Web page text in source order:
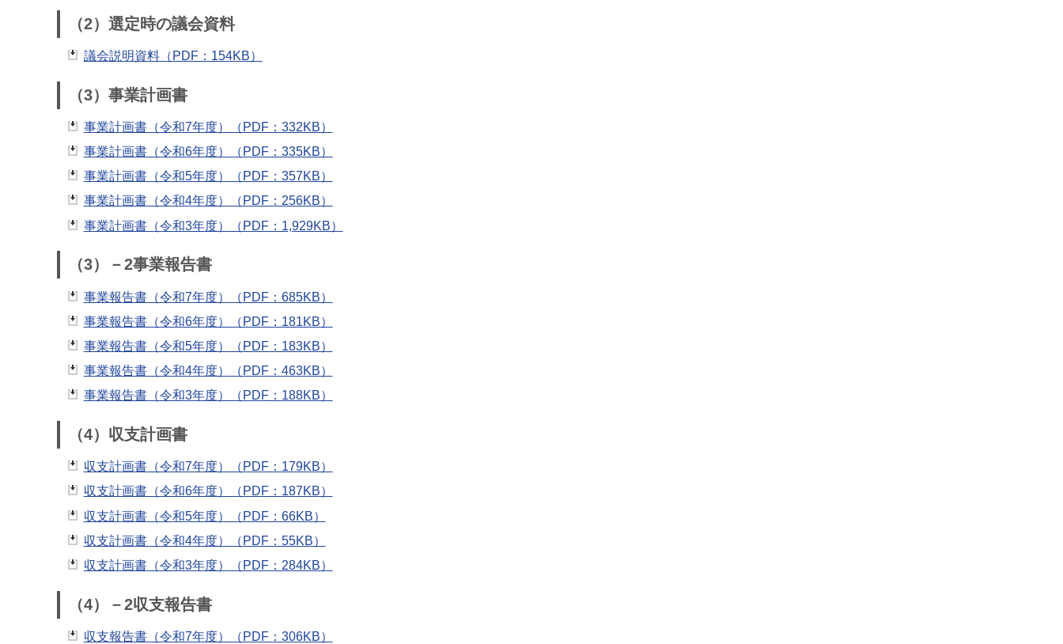
（2）選定時の議会資料
議会説明資料（PDF：154KB）
（3）事業計画書
事業計画書（令和7年度）（PDF：332KB）
事業計画書（令和6年度）（PDF：335KB）
事業計画書（令和5年度）（PDF：357KB）
事業計画書（令和4年度）（PDF：256KB）
事業計画書（令和3年度）（PDF：1,929KB）
（3）－2事業報告書
事業報告書（令和7年度）（PDF：685KB）
事業報告書（令和6年度）（PDF：181KB）
事業報告書（令和5年度）（PDF：183KB）
事業報告書（令和4年度）（PDF：463KB）
事業報告書（令和3年度）（PDF：188KB）
（4）収支計画書
収支計画書（令和7年度）（PDF：179KB）
収支計画書（令和6年度）（PDF：187KB）
収支計画書（令和5年度）（PDF：66KB）
収支計画書（令和4年度）（PDF：55KB）
収支計画書（令和3年度）（PDF：284KB）
（4）－2収支報告書
収支報告書（令和7年度）（PDF：306KB）